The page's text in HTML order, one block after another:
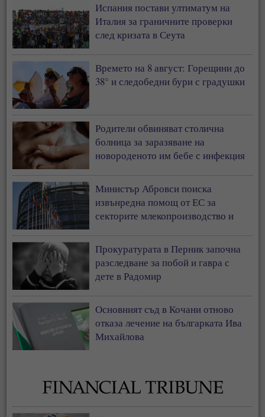
Испания постави ултиматум на
Италия за граничните проверки
след кризата в Сеута
Времето на 8 август: Горещини до
38° и следобедни бури с градушки
Родители обвиняват столична
болница за заразяване на
новороденото им бебе с инфекция
Министър Абровси поиска
извънредна помощ от ЕС за
секторите млекопроизводство и
Прокуратурата в Перник започна
разследване за побой и гавра с
дете в Радомир
Основният съд в Кочани отново
отказа лечение на българката Ива
Михайлова